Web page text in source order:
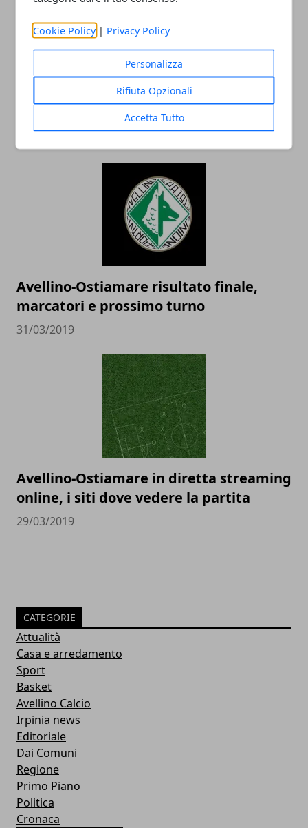
Cookie Policy | Privacy Policy
Personalizza
Rifiuta Opzionali
Accetta Tutto
Calcio Serie D 2019, Girone G: risultati
partite 14^ giornata di ritorno e
Avellino-Ostiamare risultato finale,
marcatori e prossimo turno
31/03/2019
Avellino-Ostiamare in diretta streaming
online, i siti dove vedere la partita
29/03/2019
CATEGORIE
Attualità
Casa e arredamento
Sport
Basket
Avellino Calcio
Irpinia news
Editoriale
Dai Comuni
Regione
Primo Piano
Politica
Cronaca